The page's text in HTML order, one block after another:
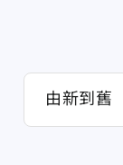
由新到舊